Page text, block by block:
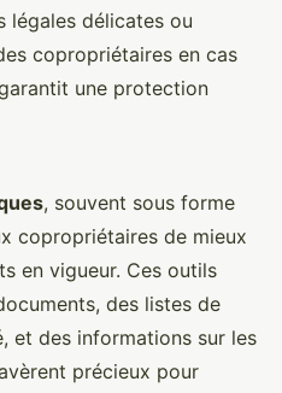
légales délicates ou
copropriétaires en cas
une protection
, souvent sous forme
copropriétaires de mieux
en vigueur. Ces outils
des listes de
et des informations sur les
précieux pour